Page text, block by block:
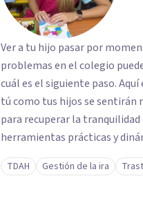
Ver a tu hijo pasar por
problemas en el colegio
cuál es el siguiente paso.
tú como tus hijos se sentirán
para recuperar la tranquilidad en casa. Me especializo en guiar a
herramientas prácticas y
lado las etiquetas y los
emociones que hay detrás
TDAH Gestión de la ira